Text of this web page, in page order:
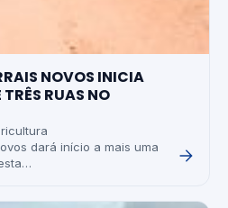
NOVOS INICIA
RUAS NO
dará início a mais uma